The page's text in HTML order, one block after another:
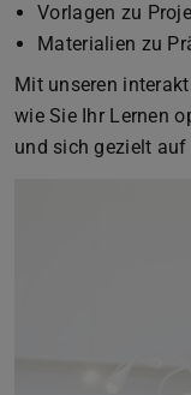
Vorlagen zu
Materialien zu
Mit unseren
wie Sie Ihr Lernen
und sich gezielt